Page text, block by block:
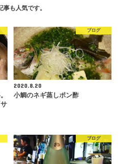
事も人気です。
ブログ
2020.8.20
小鯛のネギ蒸しポン酢
ブログ